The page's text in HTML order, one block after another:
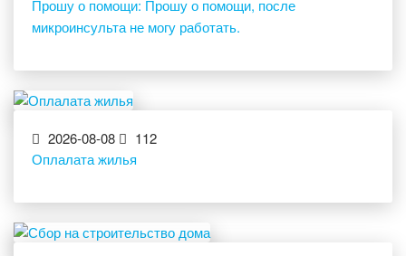
Прошу о помощи: Прошу о помощи, после
микроинсульта не могу работать.
2026-08-08
112
Оплалата жилья